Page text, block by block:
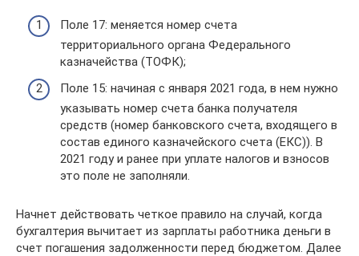
Поле 17: меняется номер счета
территориального органа Федерального
казначейства (ТОФК);
Поле 15: начиная с января 2021 года, в нем нужно
указывать номер счета банка получателя
средств (номер банковского счета, входящего в
состав единого казначейского счета (ЕКС)). В
2021 году и ранее при уплате налогов и взносов
это поле не заполняли.
Начнет действовать четкое правило на случай, когда
бухгалтерия вычитает из зарплаты работника деньги в
счет погашения задолженности перед бюджетом. Далее